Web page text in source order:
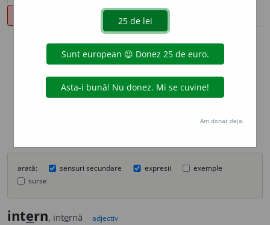
info
Aceste definiții sunt compilate de
echipa dexonline. Definițiile
originale se află pe filadefiniții.
Puteți reordona filele pe pagina de
arată: sensuri secundare expresii
exemple
surse
intern, internă adjectiv
Am donat deja.